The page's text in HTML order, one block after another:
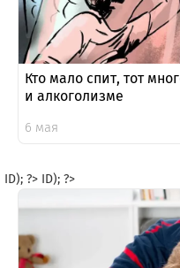
Кто мало спит, тот
и алкоголизме
6 мая
ID); ?> ID); ?>